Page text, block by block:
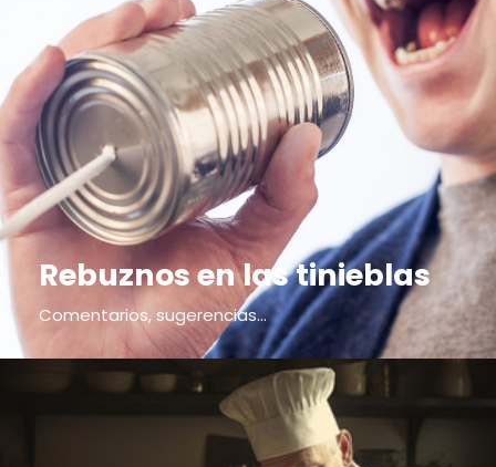
Rebuznos en las tinieblas
Comentarios, sugerencias...